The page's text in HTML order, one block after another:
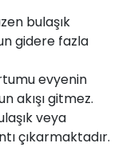
bulaşık
gidere fazla
evyenin
akışı gitmez.
veya
çıkarmaktadır.